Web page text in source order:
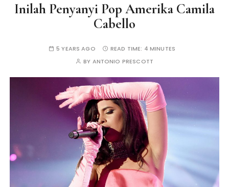
Inilah Penyanyi Pop Amerika Camila
Cabello
5 YEARS AGO READ TIME: 4 MINUTES
BY ANTONIO PRESCOTT